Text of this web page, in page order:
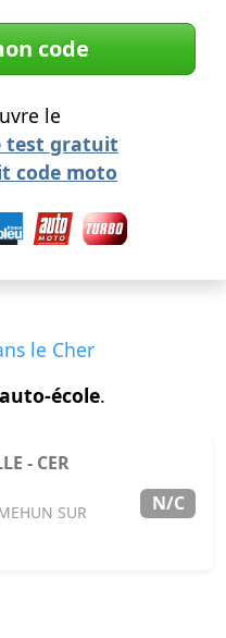
code
le
test gratuit
code moto
le Cher
école.
- CER
SUR
N/C